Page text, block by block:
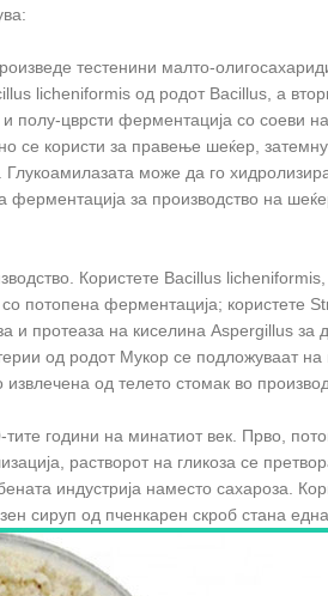
тестенини малто-
licheniformis од родот Bacillus, а
и полу-цврсти ферментација со соеви
се користи за правење шеќер,
може да го хидролизира
за производство на
Користете Bacillus
со потопена ферментација; користете
и протеаза на киселина Aspergillus
од родот Мукор се подложуваат
од телето стомак во
години на минатиот век. Прво,
растворот на гликоза се
индустрија наместо сахароза.
сируп од пченкарен скроб стана